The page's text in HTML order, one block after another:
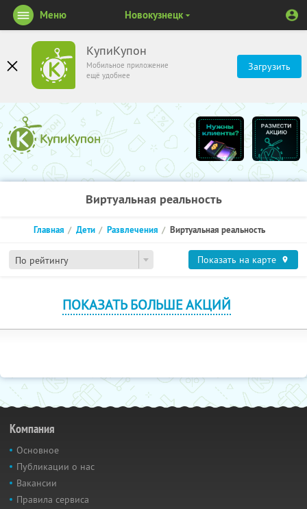
КупиКупон
Мобильное приложение
ещё удобнее
Загрузить
Меню Новокузнецк
Виртуальная реальность
По рейтингу
Главная Дети Развлечения Виртуальная реальность
Показать на карте
ПОКАЗАТЬ БОЛЬШЕ АКЦИЙ
Компания
Основное
Публикации о нас
Вакансии
Правила сервиса